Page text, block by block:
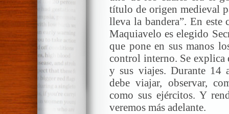
título de origen medieval
lleva la bandera”. En
Maquiavelo es elegido
que pone en sus manos
control interno. Se explica
y sus viajes. Durante 14
debe viajar, observar,
como sus ejércitos. Y
veremos más adelante.